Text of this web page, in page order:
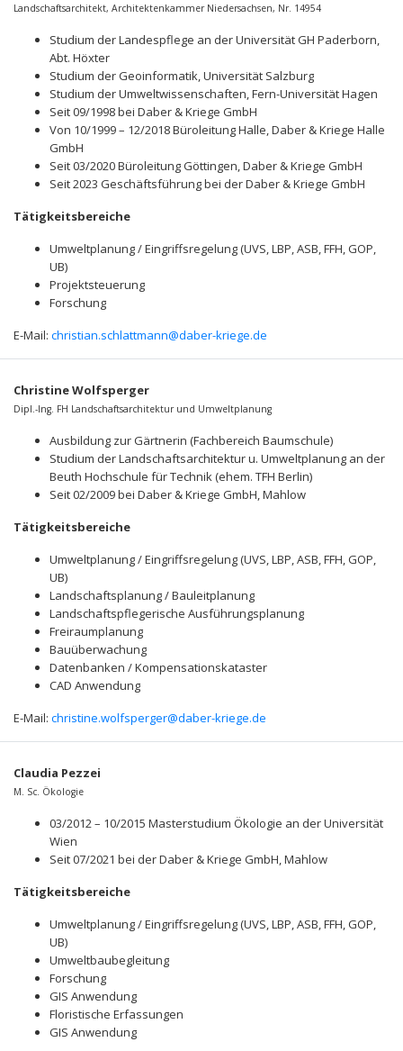
Landschaftsarchitekt, Architektenkammer Niedersachsen, Nr. 14954
Studium der Landespflege an der Universität GH Paderborn,
Abt. Höxter
Studium der Geoinformatik, Universität Salzburg
Studium der Umweltwissenschaften, Fern-Universität Hagen
Seit 09/1998 bei Daber & Kriege GmbH
Von 10/1999 – 12/2018 Büroleitung Halle, Daber & Kriege Halle
GmbH
Seit 03/2020 Büroleitung Göttingen, Daber & Kriege GmbH
Seit 2023 Geschäftsführung bei der Daber & Kriege GmbH
Tätigkeitsbereiche
Umweltplanung / Eingriffsregelung (UVS, LBP, ASB, FFH, GOP,
UB)
Projektsteuerung
Forschung
E-Mail: christian.schlattmann@daber-kriege.de
Christine Wolfsperger
Dipl.-Ing. FH Landschaftsarchitektur und Umweltplanung
Ausbildung zur Gärtnerin (Fachbereich Baumschule)
Studium der Landschaftsarchitektur u. Umweltplanung an der
Beuth Hochschule für Technik (ehem. TFH Berlin)
Seit 02/2009 bei Daber & Kriege GmbH, Mahlow
Tätigkeitsbereiche
Umweltplanung / Eingriffsregelung (UVS, LBP, ASB, FFH, GOP,
UB)
Landschaftsplanung / Bauleitplanung
Landschaftspflegerische Ausführungsplanung
Freiraumplanung
Bauüberwachung
Datenbanken / Kompensationskataster
CAD Anwendung
E-Mail: christine.wolfsperger@daber-kriege.de
Claudia Pezzei
M. Sc. Ökologie
03/2012 – 10/2015 Masterstudium Ökologie an der Universität
Wien
Seit 07/2021 bei der Daber & Kriege GmbH, Mahlow
Tätigkeitsbereiche
Umweltplanung / Eingriffsregelung (UVS, LBP, ASB, FFH, GOP,
UB)
Umweltbaubegleitung
Forschung
GIS Anwendung
Floristische Erfassungen
GIS Anwendung